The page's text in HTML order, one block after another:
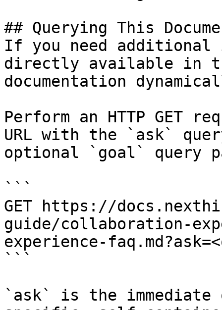
## Querying This
If you need
directly available in
documentation
Perform an HTTP GET
URL with the `ask`
optional `goal` query
```
GET https://
guide/collaboration-
experience-
```
`ask` is the